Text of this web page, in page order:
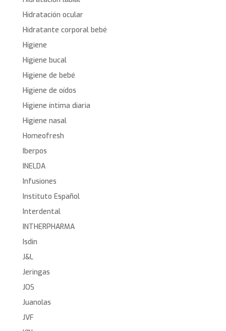
Hidratación ocular
Hidratante corporal bebé
Higiene
Higiene bucal
Higiene de bebé
Higiene de oídos
Higiene íntima diaria
Higiene nasal
Homeofresh
Iberpos
INELDA
Infusiones
Instituto Español
Interdental
INTHERPHARMA
Isdin
J&L
Jeringas
JOS
Juanolas
JVF